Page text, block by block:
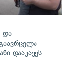
და
დააკავეს